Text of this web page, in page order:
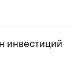
инвестиций